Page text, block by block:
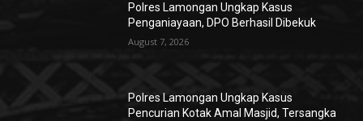
Polres Lamongan Ungkap Kasus
Penganiayaan, DPO Berhasil Dibekuk
August 7, 2026
Polres Lamongan Ungkap Kasus
Pencurian Kotak Amal Masjid, Tersangka